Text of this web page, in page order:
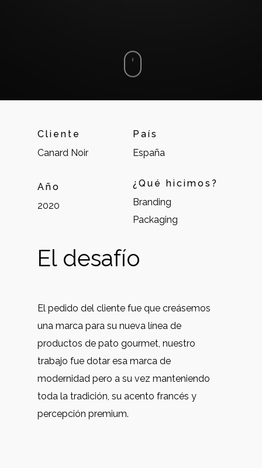
Cliente
Canard Noir
Año
2020
País
España
¿Qué hicimos?
Branding
Packaging
El desafío
El pedido del cliente fue que creásemos
una marca para su nueva línea de
productos de pato gourmet, nuestro
trabajo fue dotar esa marca de
modernidad pero a su vez manteniendo
toda la tradición, su acento francés y
percepción premium.